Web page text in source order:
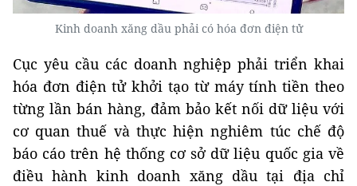
Kinh doanh xăng dầu phải có hóa đơn điện tử
Cục yêu cầu các doanh nghiệp phải triển khai
hóa đơn điện tử khởi tạo từ máy tính tiền theo
từng lần bán hàng, đảm bảo kết nối dữ liệu với
cơ quan thuế và thực hiện nghiêm túc chế độ
báo cáo trên hệ thống cơ sở dữ liệu quốc gia về
điều hành kinh doanh xăng dầu tại địa chỉ